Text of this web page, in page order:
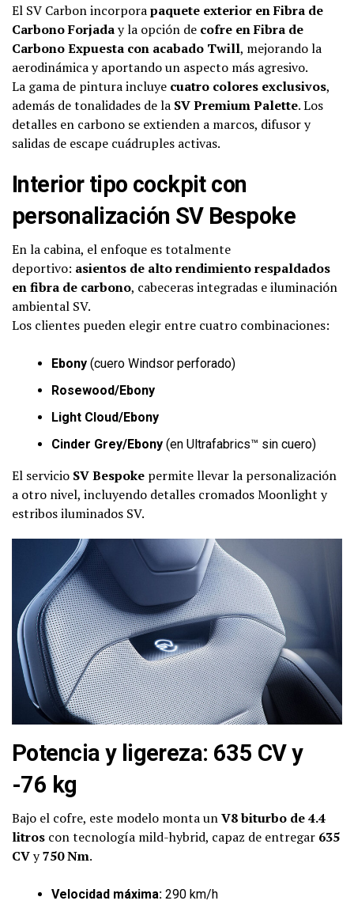
El SV Carbon incorporapaquete exterior en Fibra de
Carbono Forjaday la opción de cofre en Fibra de
Carbono Expuesta con acabado Twill, mejorando la
aerodinámica y aportando un aspecto más agresivo.
La gama de pintura incluye cuatro colores exclusivos,
además de tonalidades de la SV Premium Palette. Los
detalles en carbono se extienden a marcos, difusor y
salidas de escape cuádruples activas.
Interior tipo cockpit con
personalización SV Bespoke
En la cabina, el enfoque es totalmente
deportivo: asientos de alto rendimiento respaldados
en fibra de carbono, cabeceras integradas e iluminación
ambiental SV.
Los clientes pueden elegir entre cuatro combinaciones:
Ebony (cuero Windsor perforado)
Rosewood/Ebony
Light Cloud/Ebony
Cinder Grey/Ebony (en Ultrafabrics™ sin cuero)
El servicio SV Bespoke permite llevar la personalización
a otro nivel, incluyendo detalles cromados Moonlight y
estribos iluminados SV.
Potencia y ligereza: 635 CV y
-76 kg
Bajo el cofre, este modelo monta unV8 biturbo de 4.4
litros con tecnología mild-hybrid, capaz de entregar 635
CVy750 Nm.
Velocidad máxima: 290 km/h